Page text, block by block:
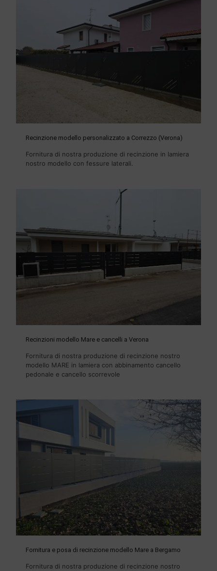
Recinzione modello personalizzato a Correzzo (Verona)
Fornitura di nostra produzione di recinzione in lamiera
nostro modello con fessure laterali.
Recinzioni modello Mare e cancelli a Verona
Fornitura di nostra produzione di recinzione nostro
modello MARE in lamiera con abbinamento cancello
pedonale e cancello scorrevole
Fornitura e posa di recinzione modello Mare a Bergamo
Fornitura di nostra produzione di recinzione nostro